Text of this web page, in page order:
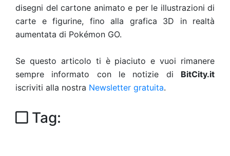
disegni del cartone animato e per le illustrazioni di
carte e figurine, fino alla grafica 3D in realtà
aumentata di Pokémon GO.
Se questo articolo ti è piaciuto e vuoi rimanere
sempre informato con le notizie di BitCity.it
iscriviti alla nostra Newsletter gratuita.
Tag: